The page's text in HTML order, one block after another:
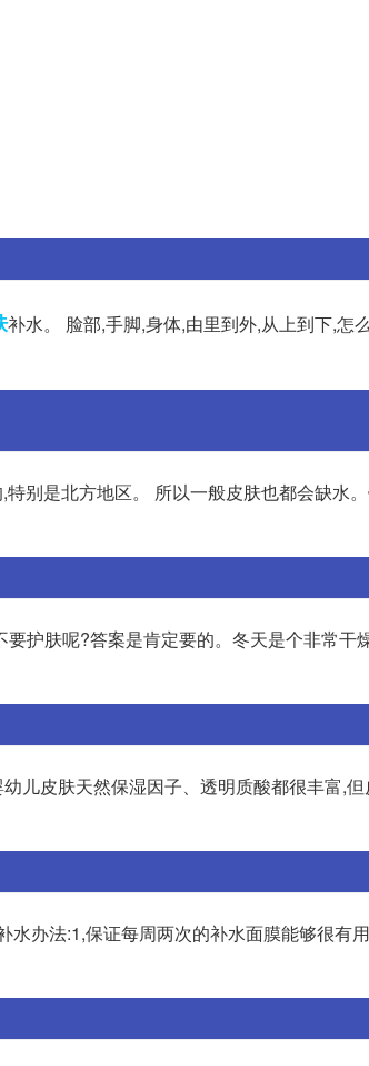
补水。 脸部,手脚,身体,由里到外,从上到下,怎
别是北方地区。 所以一般皮肤也都会缺水
护肤呢?答案是肯定要的。冬天是个非常干
儿皮肤天然保湿因子、透明质酸都很丰富,
办法:1,保证每周两次的补水面膜能够很有